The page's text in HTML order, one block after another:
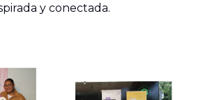
y conectada.